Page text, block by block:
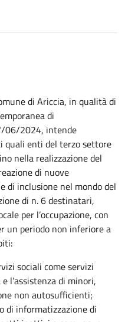
di Ariccia, in qualità di
di
06/2024, intende
quali enti del terzo settore
nella realizzazione del
di nuove
di inclusione nel mondo del
di n. 6 destinatari,
per l’occupazione, con
un periodo non inferiore a
sociali come servizi
l’assistenza di minori,
non autosufficienti;
di informatizzazione di